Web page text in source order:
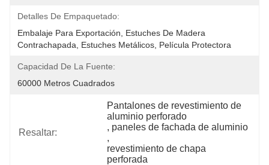
Detalles De Empaquetado:
Embalaje Para Exportación, Estuches De Madera
Contrachapada, Estuches Metálicos, Película Protectora
Capacidad De La Fuente:
60000 Metros Cuadrados
Resaltar:
Pantalones de revestimiento de
aluminio perforado
, paneles de fachada de aluminio
,
revestimiento de chapa
perforada